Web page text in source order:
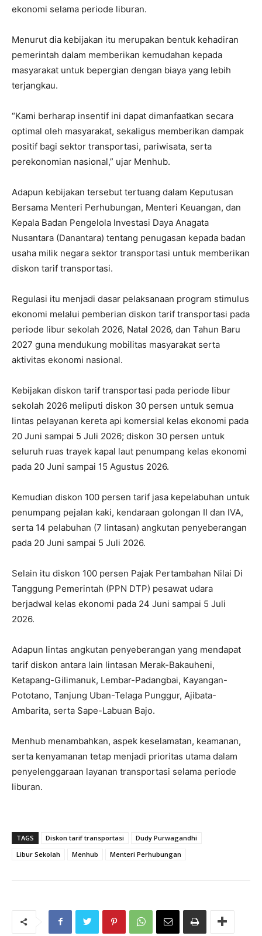
ekonomi selama periode liburan.
Menurut dia kebijakan itu merupakan bentuk kehadiran
pemerintah dalam memberikan kemudahan kepada
masyarakat untuk bepergian dengan biaya yang lebih
terjangkau.
“Kami berharap insentif ini dapat dimanfaatkan secara
optimal oleh masyarakat, sekaligus memberikan dampak
positif bagi sektor transportasi, pariwisata, serta
perekonomian nasional,” ujar Menhub.
Adapun kebijakan tersebut tertuang dalam Keputusan
Bersama Menteri Perhubungan, Menteri Keuangan, dan
Kepala Badan Pengelola Investasi Daya Anagata
Nusantara (Danantara) tentang penugasan kepada badan
usaha milik negara sektor transportasi untuk memberikan
diskon tarif transportasi.
Regulasi itu menjadi dasar pelaksanaan program stimulus
ekonomi melalui pemberian diskon tarif transportasi pada
periode libur sekolah 2026, Natal 2026, dan Tahun Baru
2027 guna mendukung mobilitas masyarakat serta
aktivitas ekonomi nasional.
Kebijakan diskon tarif transportasi pada periode libur
sekolah 2026 meliputi diskon 30 persen untuk semua
lintas pelayanan kereta api komersial kelas ekonomi pada
20 Juni sampai 5 Juli 2026; diskon 30 persen untuk
seluruh ruas trayek kapal laut penumpang kelas ekonomi
pada 20 Juni sampai 15 Agustus 2026.
Kemudian diskon 100 persen tarif jasa kepelabuhan untuk
penumpang pejalan kaki, kendaraan golongan II dan IVA,
serta 14 pelabuhan (7 lintasan) angkutan penyeberangan
pada 20 Juni sampai 5 Juli 2026.
Selain itu diskon 100 persen Pajak Pertambahan Nilai Di
Tanggung Pemerintah (PPN DTP) pesawat udara
berjadwal kelas ekonomi pada 24 Juni sampai 5 Juli
2026.
Adapun lintas angkutan penyeberangan yang mendapat
tarif diskon antara lain lintasan Merak-Bakauheni,
Ketapang-Gilimanuk, Lembar-Padangbai, Kayangan-
Pototano, Tanjung Uban-Telaga Punggur, Ajibata-
Ambarita, serta Sape-Labuan Bajo.
Menhub menambahkan, aspek keselamatan, keamanan,
serta kenyamanan tetap menjadi prioritas utama dalam
penyelenggaraan layanan transportasi selama periode
liburan.
TAGS Diskon tarif transportasi
Dudy Purwagandhi
Libur Sekolah
Menhub Menteri Perhubungan